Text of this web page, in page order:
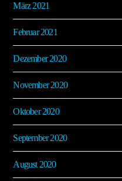
März 2021
Februar 2021
Dezember 2020
November 2020
Oktober 2020
September 2020
August 2020